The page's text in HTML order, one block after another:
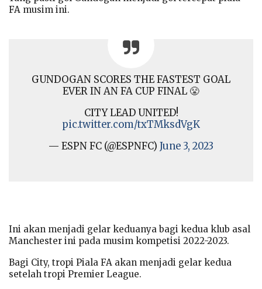
FA musim ini.
GUNDOGAN SCORES THE FASTEST GOAL
EVER IN AN FA CUP FINAL 😤
CITY LEAD UNITED!
pic.twitter.com/txTMksdVgK
— ESPN FC (@ESPNFC) June 3, 2023
Ini akan menjadi gelar keduanya bagi kedua klub asal
Manchester ini pada musim kompetisi 2022-2023.
Bagi City, tropi Piala FA akan menjadi gelar kedua
setelah tropi Premier League.